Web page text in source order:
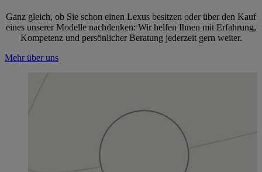
Ganz gleich, ob Sie schon einen Lexus besitzen oder über den Kauf
eines unserer Modelle nachdenken: Wir helfen Ihnen mit Erfahrung,
Kompetenz und persönlicher Beratung jederzeit gern weiter.
Mehr über uns